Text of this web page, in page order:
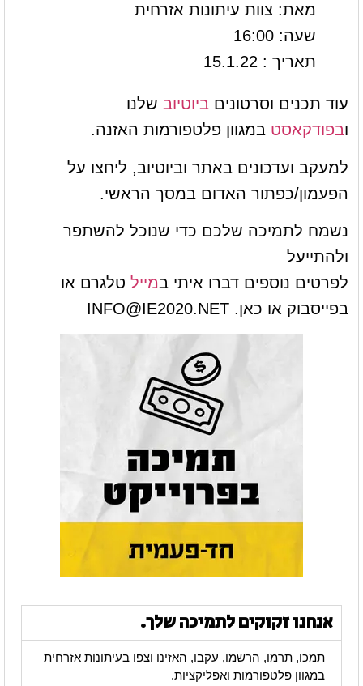
מאת: צוות עיתונות אזרחית
שעה: 16:00
תאריך : 15.1.22
עוד תכנים וסרטונים ביוטיוב שלנו
ובפודקאסט במגוון פלטפורמות האזנה.
למעקב ועדכונים באתר וביוטיוב, ליחצו על
הפעמון/כפתור האדום במסך הראשי.
נשמח לתמיכה שלכם כדי שנוכל להשתפר
ולהתייעל
לפרטים נוספים דברו איתי במייל טלגרם או
בפייסבוק או כאן. INFO@IE2020.NET
אנחנו זקוקים לתמיכה שלך.
תמכו, תרמו, הרשמו, עקבו, האזינו וצפו בעיתונות אזרחית
במגוון פלטפורמות ואפליקציות.